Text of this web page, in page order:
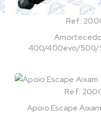
Ref:
400/400evo/500/
Ref:
Apoio Escape